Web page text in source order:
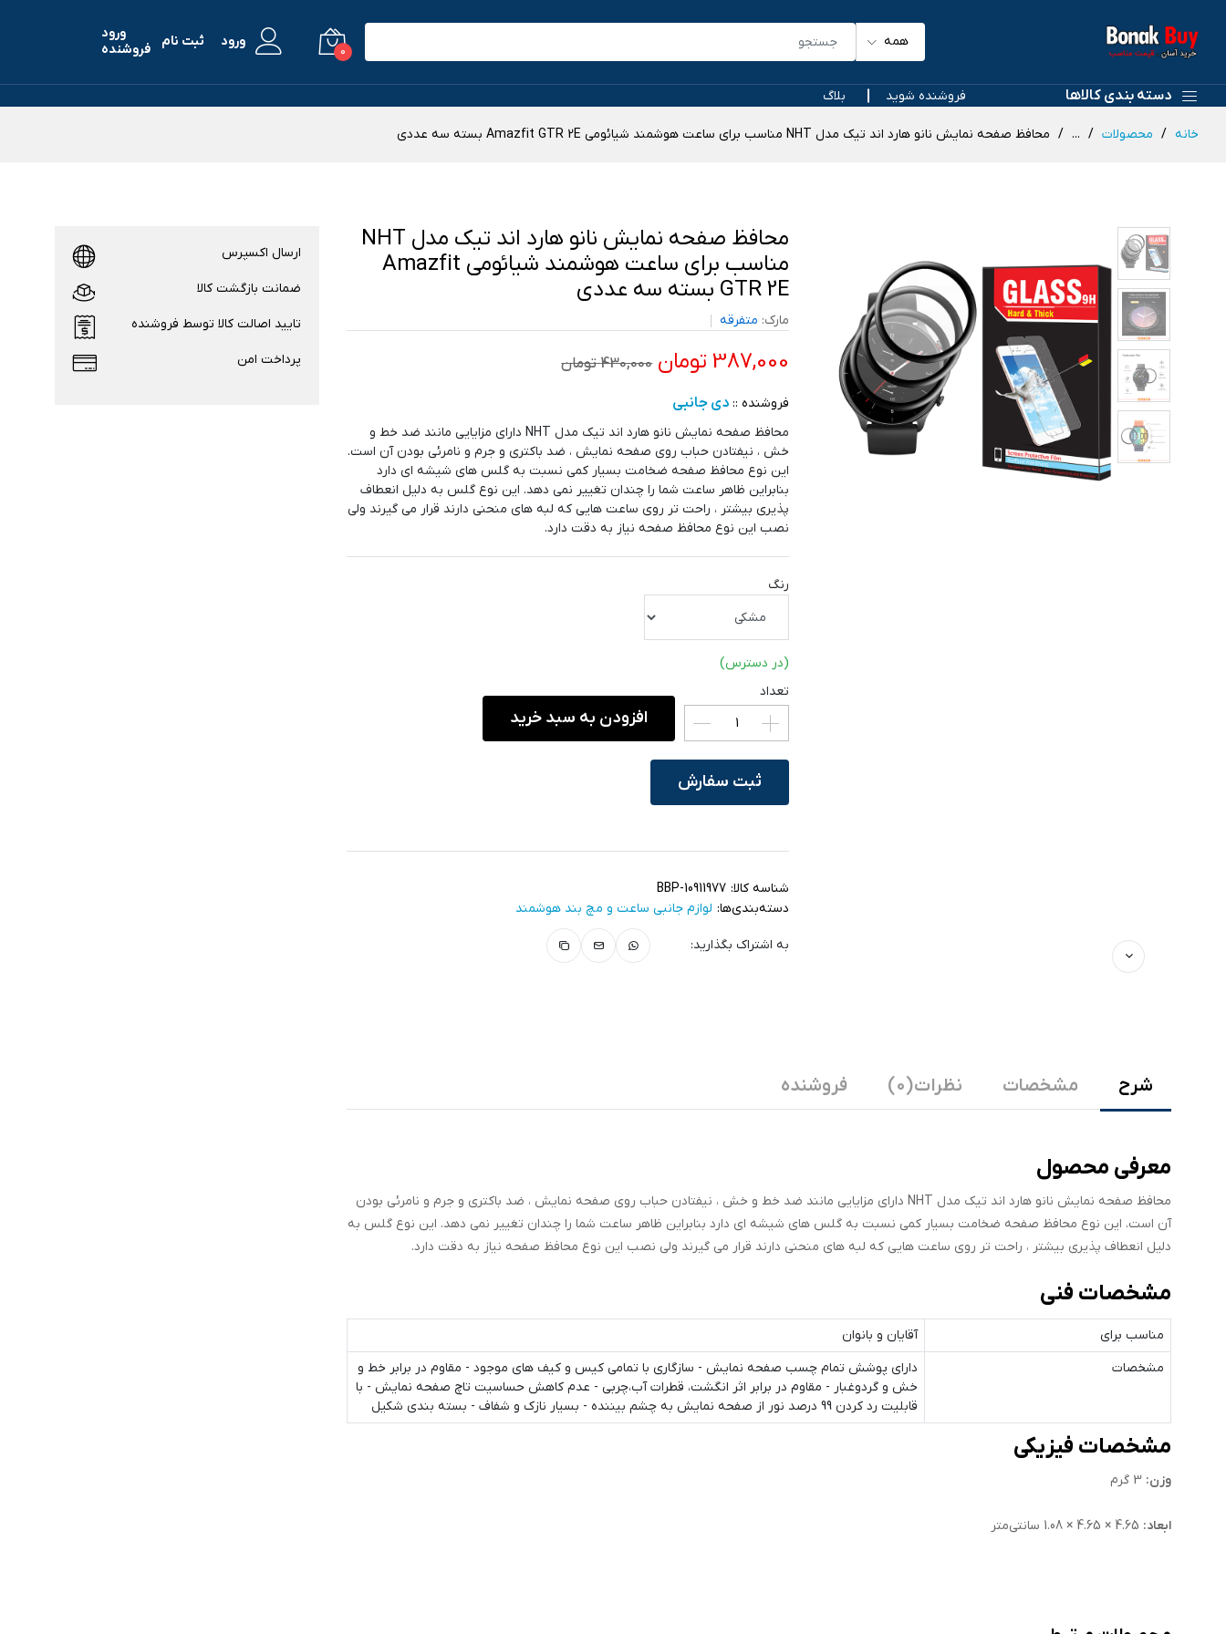
همه
0
ورود ثبت نام
ورود
فروشنده
دسته بندی کالاها فروشنده شوید بلاگ
خانه محصولات ... محافظ صفحه نمایش نانو هارد اند تیک مدل NHT مناسب برای ساعت هوشمند شیائومی Amazfit GTR 2E بسته سه عددی
محافظ صفحه نمایش نانو هارد اند تیک مدل NHT
مناسب برای ساعت هوشمند شیائومی Amazfit
GTR 2E بسته سه عددی
مارک: متفرقه
387,000 تومان 430,000 تومان
فروشنده :: دی جانبی
محافظ صفحه نمایش نانو هارد اند تیک مدل NHT دارای مزایایی مانند ضد خط و
خش ، نیفتادن حباب روی صفحه نمایش ، ضد باکتری و جرم و نامرئی بودن آن است.
این نوع محافظ صفحه ضخامت بسیار کمی نسبت به گلس های شیشه ای دارد
بنابراین ظاهر ساعت شما را چندان تغییر نمی دهد. این نوع گلس به دلیل انعطاف
پذیری بیشتر ، راحت تر روی ساعت هایی که لبه های منحنی دارند قرار می گیرند ولی
نصب این نوع محافظ صفحه نیاز به دقت دارد.
رنگ
(در دسترس)
تعداد
افزودن به سبد خرید
ثبت سفارش
شناسه کالا: BBP-10911977
دسته‌بندی‌ها: لوازم جانبی ساعت و مچ بند هوشمند
به اشتراک بگذارید:
شرح مشخصات نظرات (0) فروشنده
معرفی محصول
محافظ صفحه نمایش نانو هارد اند تیک مدل NHT دارای مزایایی مانند ضد خط و خش ، نیفتادن حباب روی صفحه نمایش ، ضد باکتری و جرم و نامرئی بودن
آن است. این نوع محافظ صفحه ضخامت بسیار کمی نسبت به گلس های شیشه ای دارد بنابراین ظاهر ساعت شما را چندان تغییر نمی دهد. این نوع گلس به
دلیل انعطاف پذیری بیشتر ، راحت تر روی ساعت هایی که لبه های منحنی دارند قرار می گیرند ولی نصب این نوع محافظ صفحه نیاز به دقت دارد.
مشخصات فنی
مناسب برای
آقایان و بانوان
مشخصات
دارای پوشش تمام چسب صفحه نمایش - سازگاری با تمامی کیس و کیف های موجود - مقاوم در برابر خط و
خش و گردوغبار - مقاوم در برابر اثر انگشت، قطرات آب،چربی - عدم کاهش حساسیت تاچ صفحه نمایش - با
قابلیت رد کردن 99 درصد نور از صفحه نمایش به چشم بیننده - بسیار نازک و شفاف - بسته بندی شکیل
مشخصات فیزیکی
وزن:
ابعاد:
ارسال اکسپرس
ضمانت بازگشت کالا
تایید اصالت کالا توسط فروشنده
پرداخت امن